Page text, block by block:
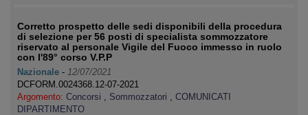
Corretto prospetto delle sedi disponibili della procedura
di selezione per 56 posti di specialista sommozzatore
riservato al personale Vigile del Fuoco immesso in ruolo
con l'89° corso V.P.P
Nazionale - 12/07/2021
DCFORM.0024368.12-07-2021
Argomento: Concorsi , Sommozzatori , COMUNICATI
DIPARTIMENTO